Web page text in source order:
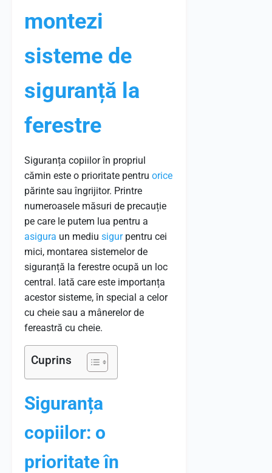
montezi
sisteme de
siguranță la
ferestre
Siguranța copiilor în propriul
cămin este o prioritate pentru orice
părinte sau îngrijitor. Printre
numeroasele măsuri de precauție
pe care le putem lua pentru a
asigura un mediu sigurpentru cei
mici, montarea sistemelor de
siguranță la ferestre ocupă un loc
central. Iată care este importanța
acestor sisteme, în special a celor
cu cheie sau a mânerelor de
fereastră cu cheie.
Cuprins
Siguranța
copiilor: o
prioritate în